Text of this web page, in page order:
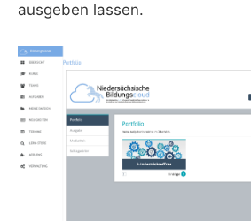
ausgeben lassen.